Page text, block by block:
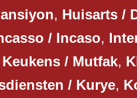
, Huisarts /
/ Incaso,
Keukens / Mutfak,
/ Kurye,